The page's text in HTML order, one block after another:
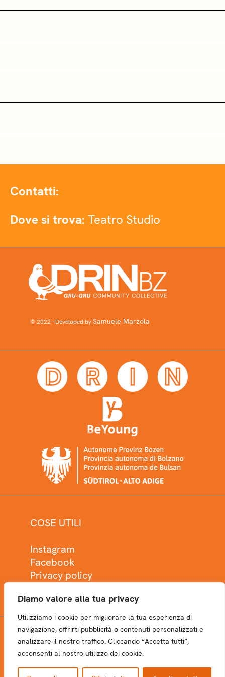
Diamo valore alla tua privacy
Utilizziamo i cookie per migliorare la tua esperienza di
navigazione, offrirti pubblicità o contenuti personalizzati e
analizzare il nostro traffico. Cliccando “Accetta tutti”,
acconsenti al nostro utilizzo dei cookie.
Contatti:
Dove si trova: Teatro Studio
© 2022 - Developed bySamuele Marzola
COSE UTILI
Instagram
Facebook
Privacy policy
NEWSLETTER